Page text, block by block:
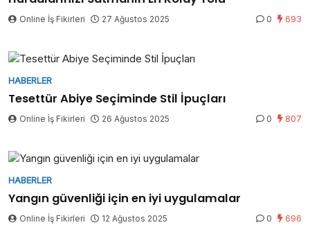
Online İş Fikirleri 27 Ağustos 2025 0 693
HABERLER
Tesettür Abiye Seçiminde Stil İpuçları
Online İş Fikirleri 26 Ağustos 2025 0 807
HABERLER
Yangın güvenliği için en iyi uygulamalar
Online İş Fikirleri 12 Ağustos 2025 0 696